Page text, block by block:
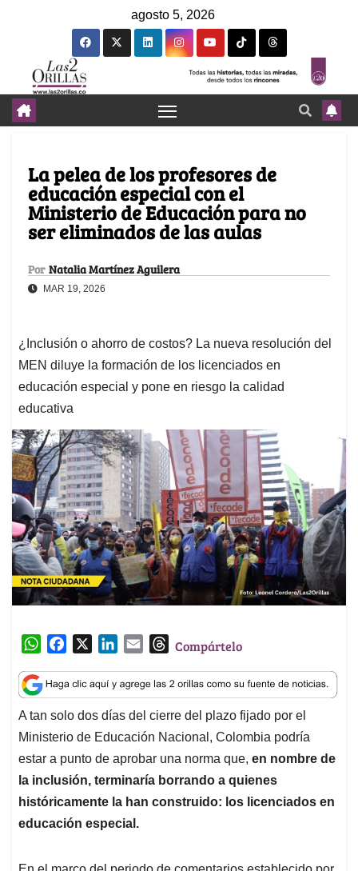
agosto 5, 2026
La pelea de los profesores de
educación especial con el
Ministerio de Educación para no
ser eliminados de las aulas
Por Natalia Martínez Aguilera
MAR 19, 2026
¿Inclusión o ahorro de costos? La nueva resolución del
MEN diluye la formación de los licenciados en
educación especial y pone en riesgo la calidad
educativa
W
a
t
s
A
p
p
c
e
b
o
o
k
n
k
e
d
I
n
a
i
l
T
r
e
a
d
s
Compártelo
A tan solo dos días del cierre del plazo fijado por el
Ministerio de Educación Nacional, Colombia podría
estar a punto de aprobar una norma que, en nombre de
la inclusión, terminaría borrando a quienes
históricamente la han construido: los licenciados en
educación especial.